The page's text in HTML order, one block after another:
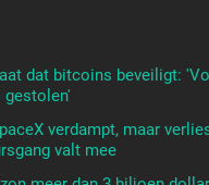
dat bitcoins beveiligt:
gestolen'
verdampt, maar
valt mee